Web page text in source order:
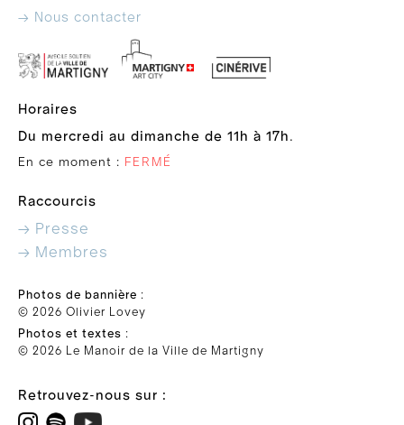
→ Nous contacter
Horaires
Du mercredi au dimanche de 11h à 17h.
En ce moment : FERMÉ
Raccourcis
→ Presse
→ Membres
Photos de bannière :
© 2026 Olivier Lovey
Photos et textes :
© 2026 Le Manoir de la Ville de Martigny
Retrouvez-nous sur :